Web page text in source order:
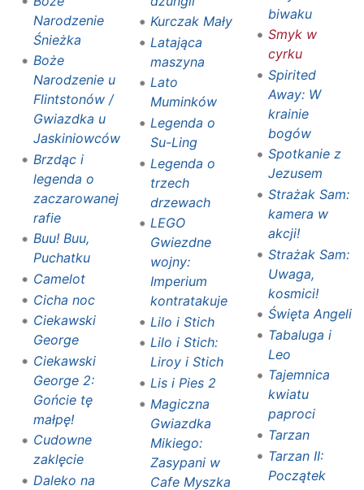
Narodzenie
Śnieżka
Boże
Narodzenie u
Flintstonów /
Gwiazdka u
Jaskiniowców
Brzdąc i
legenda o
zaczarowanej
rafie
Buu! Buu,
Puchatku
Camelot
Cicha noc
Ciekawski
George
Ciekawski
George 2:
Gońcie tę
małpę!
Cudowne
zaklęcie
Daleko na
Kurczak Mały
Latająca
maszyna
Lato
Muminków
Legenda o
Su-Ling
Legenda o
trzech
drzewach
LEGO
Gwiezdne
wojny:
Imperium
kontratakuje
Lilo i Stich
Lilo i Stich:
Liroy i Stich
Lis i Pies 2
Magiczna
Gwiazdka
Mikiego:
Zasypani w
Cafe Myszka
biwaku
Smyk w
cyrku
Spirited
Away: W
krainie
bogów
Spotkanie z
Jezusem
Strażak Sam:
kamera w
akcji!
Strażak Sam:
Uwaga,
kosmici!
Święta Angeli
Tabaluga i
Leo
Tajemnica
kwiatu
paproci
Tarzan
Tarzan II:
Początek